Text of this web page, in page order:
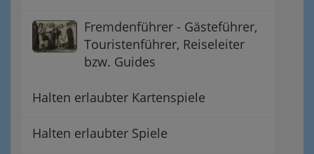
Fremdenführer - Gästeführer,
Touristenführer, Reiseleiter
bzw. Guides
Halten erlaubter Kartenspiele
Halten erlaubter Spiele